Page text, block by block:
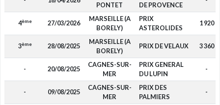
PONTET
DE PROVENCE
4ème 27/03/2026
MARSEILLE (A
BORELY)
PRIX
ASTEROLIDES
1 920
3ème 28/08/2025
MARSEILLE (A
BORELY)
PRIX DE VELAUX 3 360
- 20/08/2025
CAGNES-SUR-
MER
PRIX GENERAL
DU LUPIN
-
- 09/08/2025
CAGNES-SUR-
MER
PRIX DES
PALMIERS
-